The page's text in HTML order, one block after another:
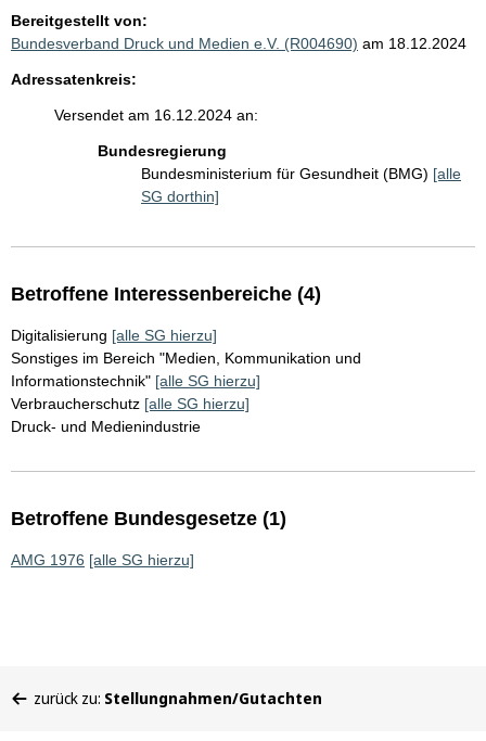
Bereitgestellt von:
Bundesverband Druck und Medien e.V. (R004690) am 18.12.2024
Adressatenkreis:
Versendet am 16.12.2024 an:
Bundesregierung
Bundesministerium für Gesundheit (BMG) [alle
SG dorthin]
Betroffene Interessenbereiche (4)
Digitalisierung [alle SG hierzu]
Sonstiges im Bereich "Medien, Kommunikation und
Informationstechnik" [alle SG hierzu]
Verbraucherschutz [alle SG hierzu]
Druck- und Medienindustrie
Betroffene Bundesgesetze (1)
AMG 1976 [alle SG hierzu]
befinden
zurück zu: Stellungnahmen/Gutachten